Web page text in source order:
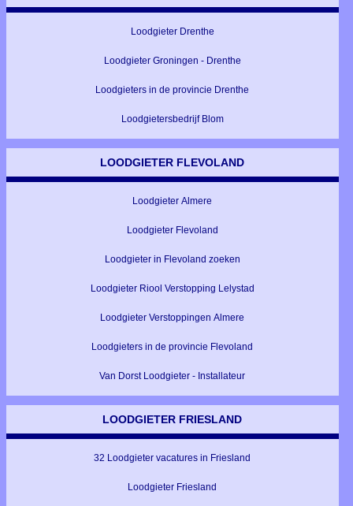
Loodgieter Drenthe
Loodgieter Groningen - Drenthe
Loodgieters in de provincie Drenthe
Loodgietersbedrijf Blom
LOODGIETER FLEVOLAND
Loodgieter Almere
Loodgieter Flevoland
Loodgieter in Flevoland zoeken
Loodgieter Riool Verstopping Lelystad
Loodgieter Verstoppingen Almere
Loodgieters in de provincie Flevoland
Van Dorst Loodgieter - Installateur
LOODGIETER FRIESLAND
32 Loodgieter vacatures in Friesland
Loodgieter Friesland